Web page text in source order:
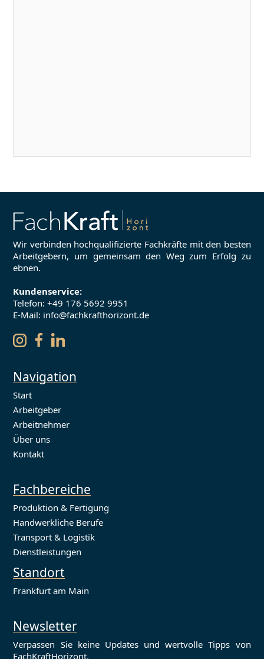
Wir verbinden hochqualifizierte Fachkräfte mit den besten
Arbeitgebern, um gemeinsam den Weg zum Erfolg zu
ebnen.
Kundenservice:
Telefon:+49 176 5692 9951
E-Mail: info@fachkrafthorizont.de
Navigation
Start
Arbeitgeber
Arbeitnehmer
Über uns
Kontakt
Fachbereiche
Produktion & Fertigung
Handwerkliche Berufe
Transport & Logistik
Dienstleistungen
Standort
Frankfurt am Main
Newsletter
Verpassen Sie keine Updates und wertvolle Tipps von
FachKraftHorizont.